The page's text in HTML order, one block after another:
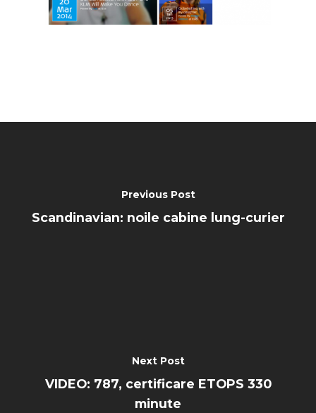
Previous Post
Scandinavian: noile cabine lung-curier
Next Post
VIDEO: 787, certificare ETOPS 330
minute